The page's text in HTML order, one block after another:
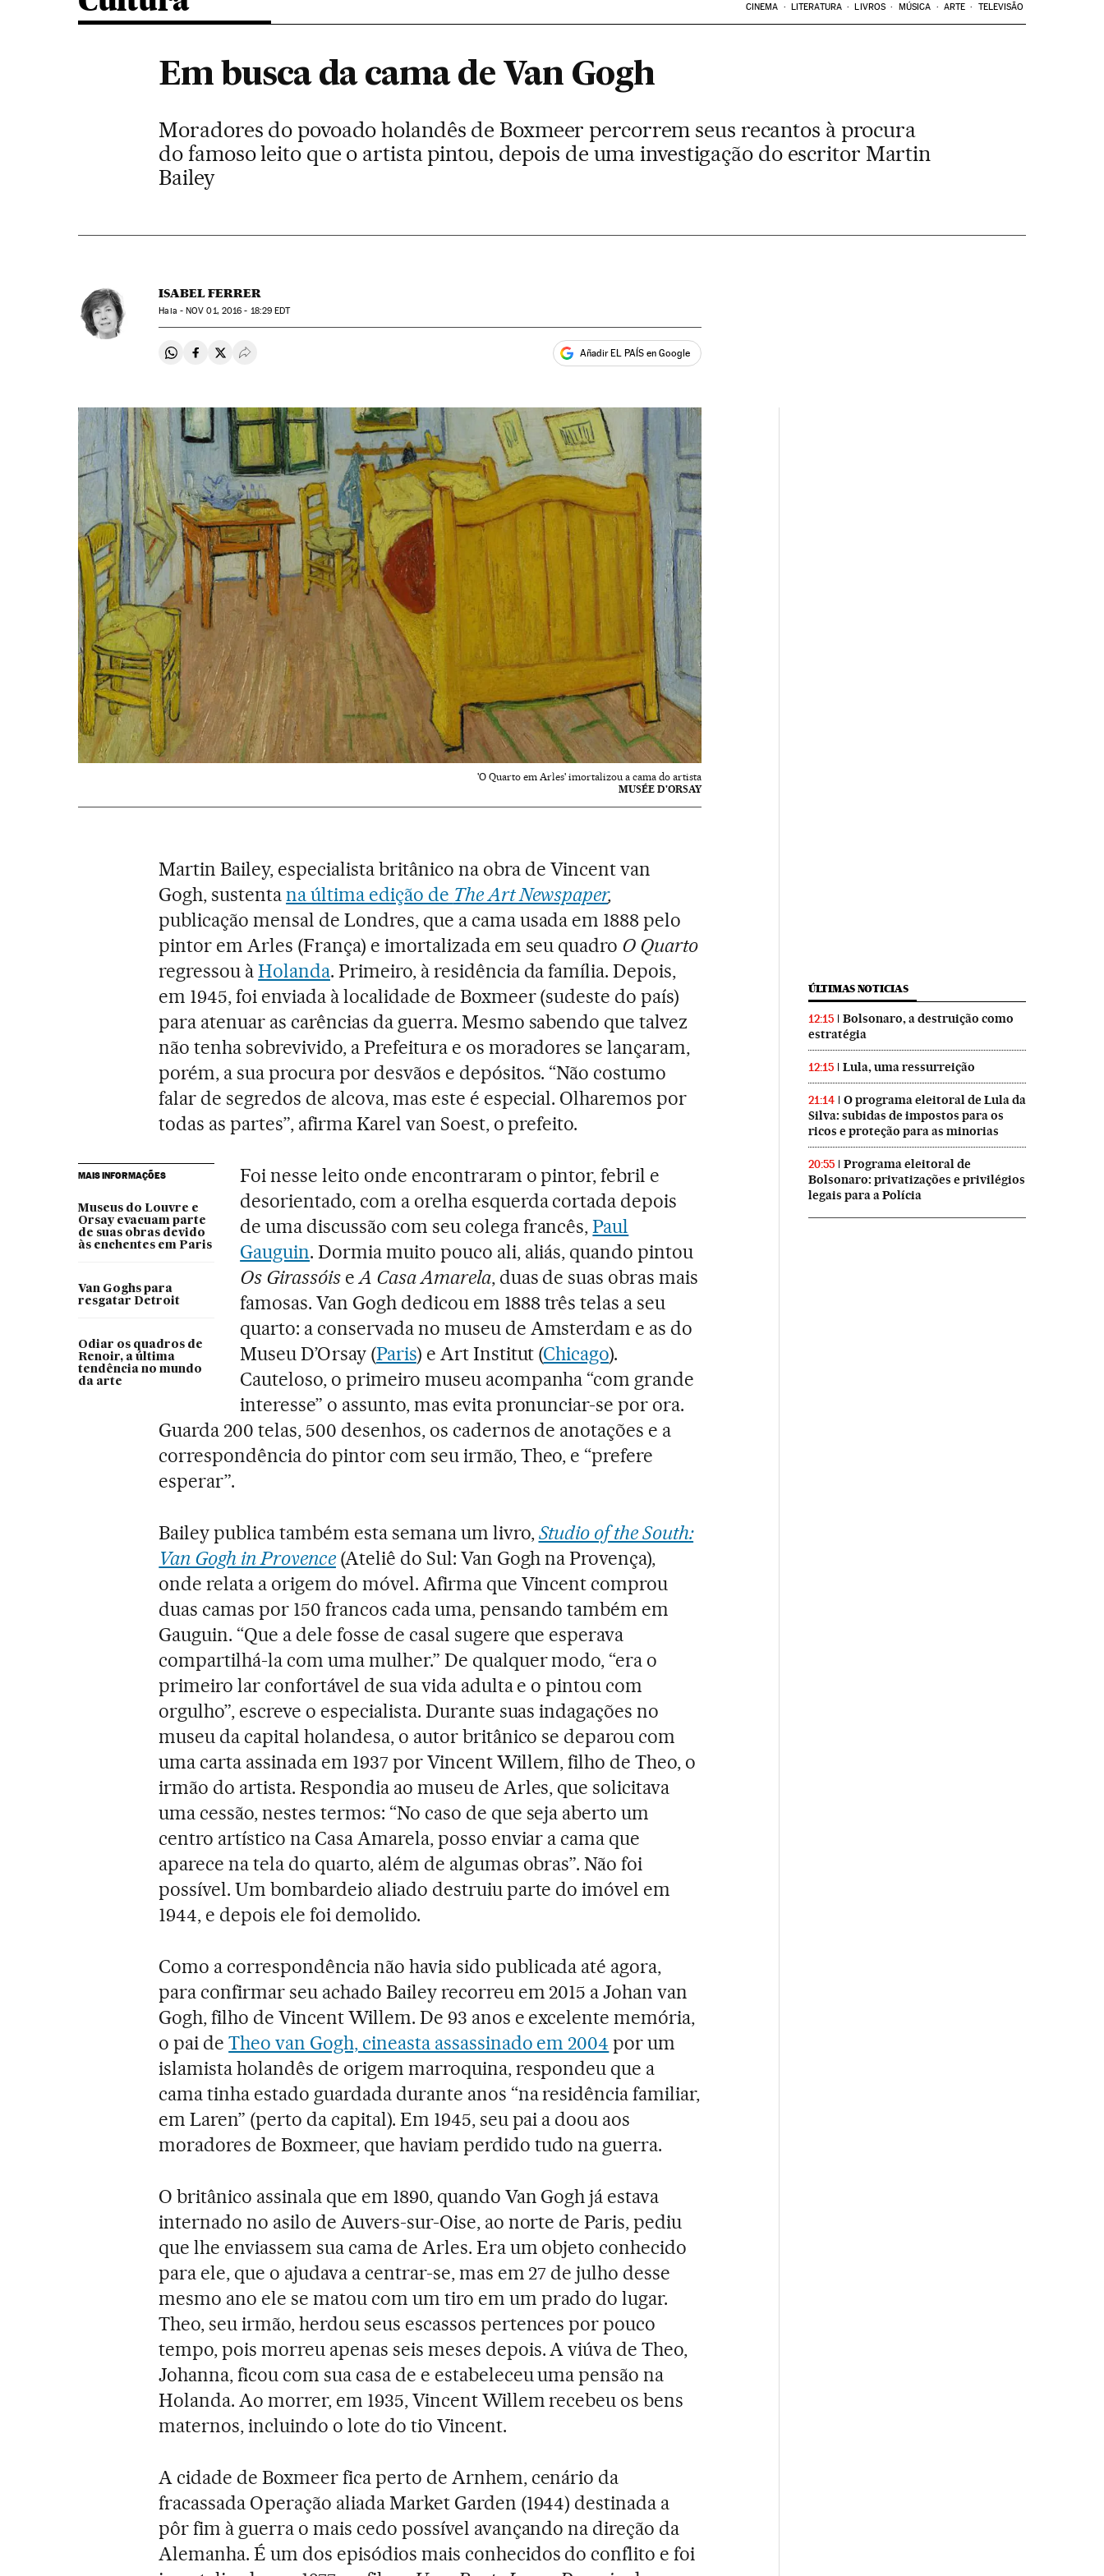
CINEMA LITERATURA LIVROS MÚSICA ARTE TELEVISÃO
Em busca da cama de Van Gogh
Moradores do povoado holandês de Boxmeer percorrem seus recantos à procura
do famoso leito que o artista pintou, depois de uma investigação do escritor Martin
Bailey
ISABEL FERRER
Haia -NOV 01, 2016 - 18:29 EDT
Compartir en Whatsapp
Compartir en Facebook
Compartir en Twitter
Desplegar Redes Sociales Añadir EL PAÍS en Google
'O Quarto em Arles' imortalizou a cama do artista
MUSÉE D'ORSAY
Martin Bailey, especialista britânico na obra de Vincent van
Gogh, sustentana última edição de The Art Newspaper,
publicação mensal de Londres, que a cama usada em 1888 pelo
pintor em Arles (França) e imortalizada em seu quadro O Quarto
regressou àHolanda. Primeiro, à residência da família. Depois,
em 1945, foi enviada à localidade de Boxmeer (sudeste do país)
para atenuar as carências da guerra. Mesmo sabendo que talvez
não tenha sobrevivido, a Prefeitura e os moradores se lançaram,
porém, a sua procura por desvãos e depósitos. “Não costumo
falar de segredos de alcova, mas este é especial. Olharemos por
todas as partes”, afirma Karel van Soest, o prefeito.
MAIS INFORMAÇÕES
Museus do Louvre e
Orsay evacuam parte
de suas obras devido
às enchentes em Paris
Van Goghs para
resgatar Detroit
Odiar os quadros de
Renoir, a última
tendência no mundo
da arte
Foi nesse leito onde encontraram o pintor, febril e
desorientado, com a orelha esquerda cortada depois
de uma discussão com seu colega francês,Paul
Gauguin. Dormia muito pouco ali, aliás, quando pintou
Os GirassóiseA Casa Amarela, duas de suas obras mais
famosas. Van Gogh dedicou em 1888 três telas a seu
quarto: a conservada no museu de Amsterdam e as do
Museu D’Orsay (Paris) e Art Institut (Chicago).
Cauteloso, o primeiro museu acompanha “com grande
interesse” o assunto, mas evita pronunciar-se por ora.
Guarda 200 telas, 500 desenhos, os cadernos de anotações e a
correspondência do pintor com seu irmão, Theo, e “prefere
esperar”.
Bailey publica também esta semana um livro,Studio of the South:
Van Gogh in Provence(Ateliê do Sul: Van Gogh na Provença),
onde relata a origem do móvel. Afirma que Vincent comprou
duas camas por 150 francos cada uma, pensando também em
Gauguin. “Que a dele fosse de casal sugere que esperava
compartilhá-la com uma mulher.” De qualquer modo, “era o
primeiro lar confortável de sua vida adulta e o pintou com
orgulho”, escreve o especialista. Durante suas indagações no
museu da capital holandesa, o autor britânico se deparou com
uma carta assinada em 1937 por Vincent Willem, filho de Theo, o
irmão do artista. Respondia ao museu de Arles, que solicitava
uma cessão, nestes termos: “No caso de que seja aberto um
centro artístico na Casa Amarela, posso enviar a cama que
aparece na tela do quarto, além de algumas obras”. Não foi
possível. Um bombardeio aliado destruiu parte do imóvel em
1944, e depois ele foi demolido.
Como a correspondência não havia sido publicada até agora,
para confirmar seu achado Bailey recorreu em 2015 a Johan van
Gogh, filho de Vincent Willem. De 93 anos e excelente memória,
o pai deTheo van Gogh, cineasta assassinado em 2004 por um
islamista holandês de origem marroquina, respondeu que a
cama tinha estado guardada durante anos “na residência familiar,
em Laren” (perto da capital). Em 1945, seu pai a doou aos
moradores de Boxmeer, que haviam perdido tudo na guerra.
O britânico assinala que em 1890, quando Van Gogh já estava
internado no asilo de Auvers-sur-Oise, ao norte de Paris, pediu
que lhe enviassem sua cama de Arles. Era um objeto conhecido
para ele, que o ajudava a centrar-se, mas em 27 de julho desse
mesmo ano ele se matou com um tiro em um prado do lugar.
Theo, seu irmão, herdou seus escassos pertences por pouco
tempo, pois morreu apenas seis meses depois. A viúva de Theo,
Johanna, ficou com sua casa de e estabeleceu uma pensão na
Holanda. Ao morrer, em 1935, Vincent Willem recebeu os bens
maternos, incluindo o lote do tio Vincent.
A cidade de Boxmeer fica perto de Arnhem, cenário da
fracassada Operação aliada Market Garden (1944) destinada a
pôr fim à guerra o mais cedo possível avançando na direção da
Alemanha. É um dos episódios mais conhecidos do conflito e foi
ÚLTIMAS NOTICIAS
12:15
Bolsonaro, a destruição como
estratégia
12:15 Lula, uma ressurreição
21:14
O programa eleitoral de Lula da
Silva: subidas de impostos para os
ricos e proteção para as minorias
20:55
Programa eleitoral de
Bolsonaro: privatizações e privilégios
legais para a Polícia